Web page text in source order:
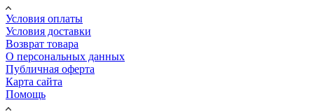
Условия оплаты
Условия доставки
Возврат товара
О персональных данных
Публичная оферта
Карта сайта
Помощь